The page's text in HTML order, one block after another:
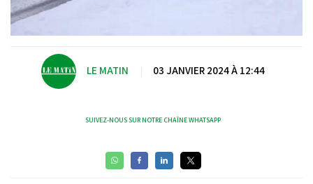
LE MATIN 03 JANVIER 2024 À 12:44
SUIVEZ-NOUS SUR NOTRE CHAÎNE WHATSAPP